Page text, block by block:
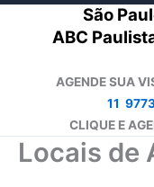
São
ABC
AGENDE SUA
11
CLIQUE E
Locais de